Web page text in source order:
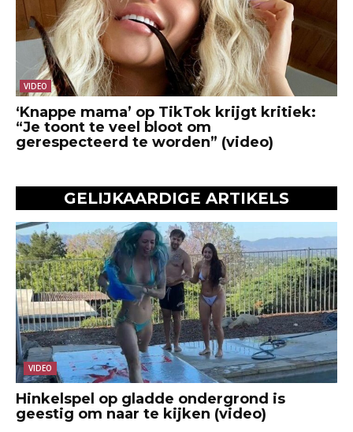
VIDEO
‘Knappe mama’ op TikTok krijgt kritiek:
“Je toont te veel bloot om
gerespecteerd te worden” (video)
GELIJKAARDIGE ARTIKELS
VIDEO
Hinkelspel op gladde ondergrond is
geestig om naar te kijken (video)